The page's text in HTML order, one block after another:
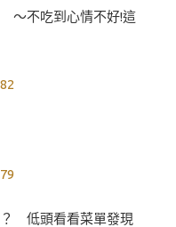
不吃到心情不好!這
低頭看看菜單發現